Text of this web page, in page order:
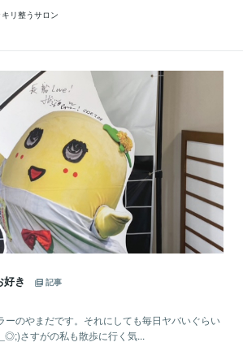
リ整うサロン
き
記事
ーのやまだです。それにしても毎日ヤバいぐらい
さすがの私も散歩に行く気...